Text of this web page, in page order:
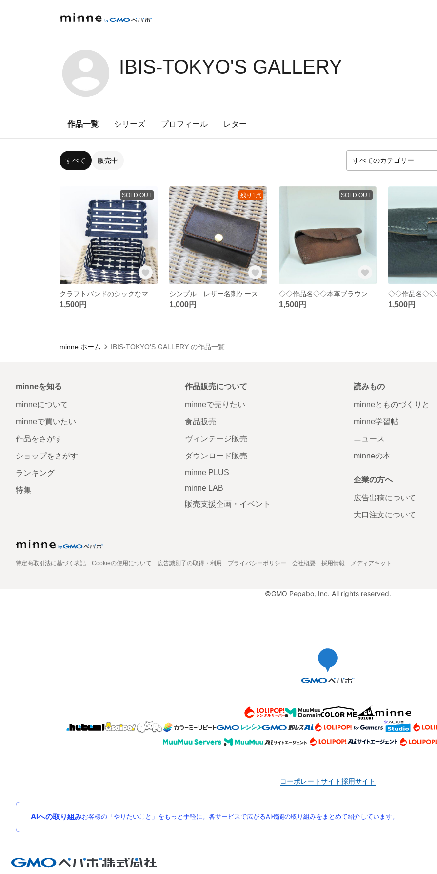
IBIS-TOKYO'S GALLERY
作品一覧 シリーズ プロフィール レター
すべて 販売中
SOLD OUT
1,500円
残り1点
1,000円
SOLD OUT
1,500円 1,500円
minne ホーム IBIS-TOKYO'S GALLERY の作品一覧
minneを知る
minneについて
minneで買いたい
作品をさがす
ショップをさがす
ランキング
特集
作品販売について
minneで売りたい
食品販売
ヴィンテージ販売
ダウンロード販売
minne PLUS
minne LAB
販売支援企画・イベント
読みもの
minneとものづくりと
minne学習帖
ニュース
minneの本
企業の方へ
広告出稿について
大口注文について
特定商取引法に基づく表記 Cookieの使用について 広告識別子の取得・利用 プライバシーポリシー 会社概要 採用情報 メディアキット
©GMO Pepabo, Inc. All rights reserved.
コーポレートサイト採用サイト
AIへの取り組みお客様の「やりたいこと」をもっと手軽に。各サービスで広がるAI機能の取り組みをまとめて紹介しています。